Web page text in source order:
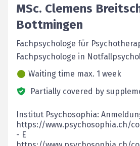
MSc. Clemens
Bottmingen
Fachpsychologe für
Fachpsychologe in
Waiting time max. 1 week
Partially covered by
Institut Psychosophia:
https://www.psychosophia.ch/
- E